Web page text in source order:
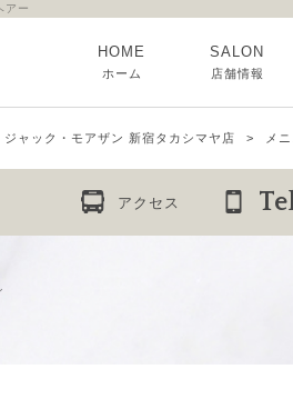
アー
HOME
ホーム
SALON
店舗情報
ャック・モアザン 新宿タカシマヤ店 メ
アクセス